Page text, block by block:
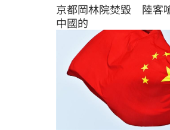
京都岡林院焚毀　陸客
中國的